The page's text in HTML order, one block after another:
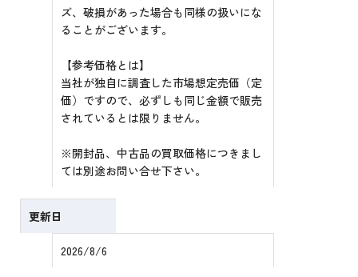
ズ、破損があった場合も同様の扱いにな
ることがございます。
【参考価格とは】
当社が独自に調査した市場想定売価（定
価）ですので、必ずしも同じ金額で販売
されているとは限りません。
※開封品、中古品の買取価格につきまし
ては別途お問い合せ下さい。
更新日
2026/8/6